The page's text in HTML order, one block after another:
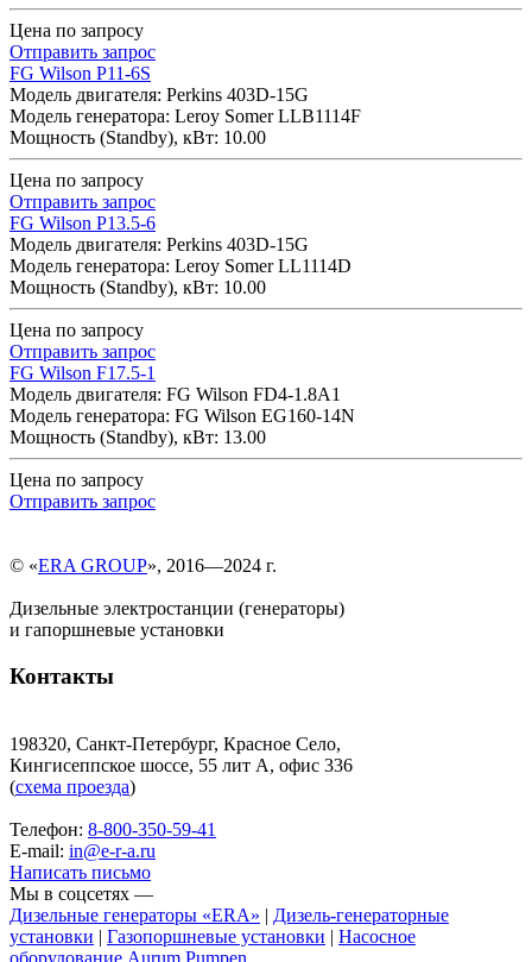
Цена по запросу
Отправить запрос
FG Wilson P11-6S
Модель двигателя: Perkins 403D-15G
Модель генератора: Leroy Somer LLB1114F
Мощность (Standby), кВт: 10.00
Цена по запросу
Отправить запрос
FG Wilson P13.5-6
Модель двигателя: Perkins 403D-15G
Модель генератора: Leroy Somer LL1114D
Мощность (Standby), кВт: 10.00
Цена по запросу
Отправить запрос
FG Wilson F17.5-1
Модель двигателя: FG Wilson FD4-1.8A1
Модель генератора: FG Wilson EG160-14N
Мощность (Standby), кВт: 13.00
Цена по запросу
Отправить запрос
© «ERA GROUP», 2016—2024 г.
Дизельные электростанции (генераторы)
и гапоршневые установки
Контакты
198320, Санкт-Петербург, Красное Село,
Кингисеппское шоссе, 55 лит А, офис 336
(схема проезда)
Телефон: 8-800-350-59-41
E-mail: in@e-r-a.ru
Написать письмо
Мы в соцсетях —
Дизельные генераторы «ERA» | Дизель-генераторные
установки | Газопоршневые установки | Насосное
оборудование Aurum Pumpen